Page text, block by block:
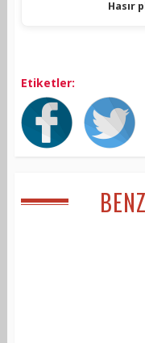
Hasır
Etiketler: